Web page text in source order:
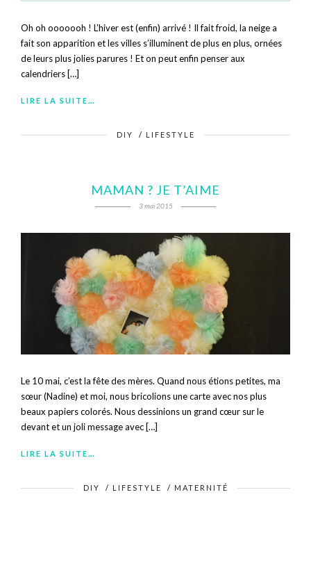
Oh oh ooooooh ! L’hiver est (enfin) arrivé ! Il fait froid, la neige a
fait son apparition et les villes s’illuminent de plus en plus, ornées
de leurs plus jolies parures ! Et on peut enfin penser aux
calendriers […]
LIRE LA SUITE…
DIY / LIFESTYLE
MAMAN ? JE T’AIME
3 mai 2015
Le 10 mai, c’est la fête des mères. Quand nous étions petites, ma
sœur (Nadine) et moi, nous bricolions une carte avec nos plus
beaux papiers colorés. Nous dessinions un grand cœur sur le
devant et un joli message avec […]
LIRE LA SUITE…
DIY / LIFESTYLE / MATERNITÉ